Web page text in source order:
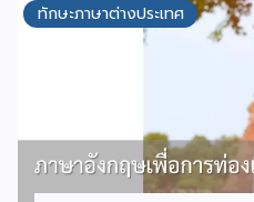
ทักษะภาษาต่างประเทศ